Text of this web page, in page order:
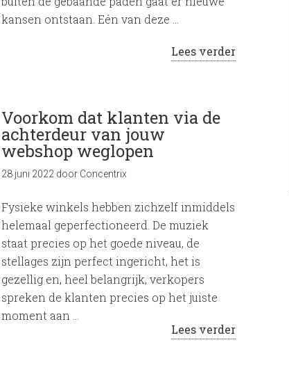
kansen ontstaan. Eén van deze …
Lees verder
Voorkom dat klanten via de
achterdeur van jouw
webshop weglopen
28 juni 2022 door Concentrix
Fysieke winkels hebben zichzelf inmiddels
helemaal geperfectioneerd. De muziek
staat precies op het goede niveau, de
stellages zijn perfect ingericht, het is
gezellig en, heel belangrijk, verkopers
spreken de klanten precies op het juiste
moment aan …
Lees verder